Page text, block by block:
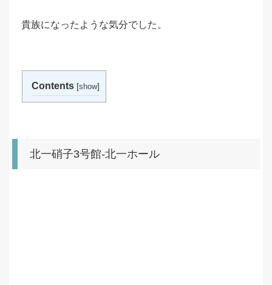
貴族になったような気分でした。
Contents [show]
北一硝子3号館-北一ホール